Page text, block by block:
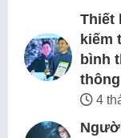
Thiết
kiếm
bình
thông
4